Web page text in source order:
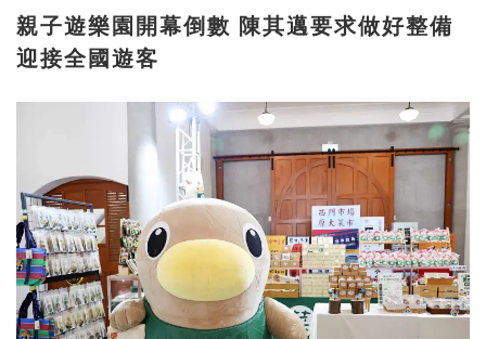
親子遊樂園開幕倒數 陳其邁要求做好整備
迎接全國遊客